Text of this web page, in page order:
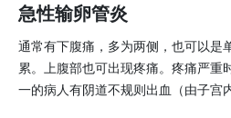
急性输卵管炎
通常有下腹痛，多为两侧，也可以是
累。上腹部也可出现疼痛。疼痛严重
一的病人有阴道不规则出血（由子宫